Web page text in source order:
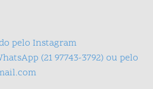
pelo Instagram
(21 97743-3792) ou pelo